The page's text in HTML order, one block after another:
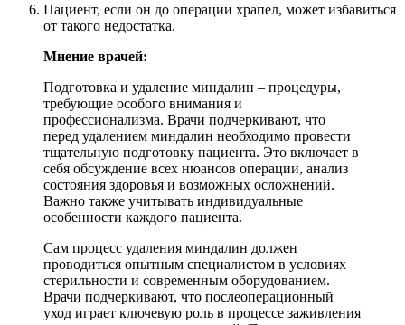
Пациент, если он до операции храпел, может избавиться
от такого недостатка.
Мнение врачей:
Подготовка и удаление миндалин – процедуры,
требующие особого внимания и
профессионализма. Врачи подчеркивают, что
перед удалением миндалин необходимо провести
тщательную подготовку пациента. Это включает в
себя обсуждение всех нюансов операции, анализ
состояния здоровья и возможных осложнений.
Важно также учитывать индивидуальные
особенности каждого пациента.
Сам процесс удаления миндалин должен
проводиться опытным специалистом в условиях
стерильности и современным оборудованием.
Врачи подчеркивают, что послеоперационный
уход играет ключевую роль в процессе заживления